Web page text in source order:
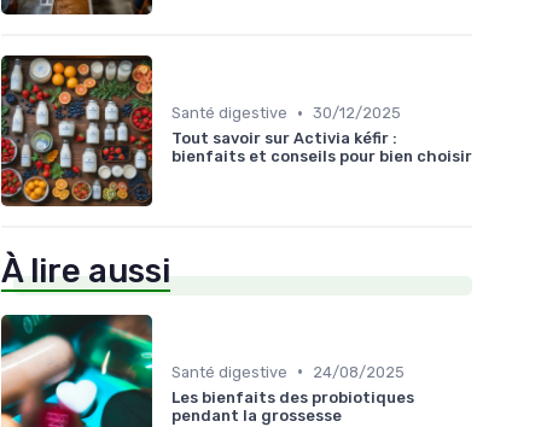
Santé digestive • 30/12/2025
Tout savoir sur Activia kéfir :
bienfaits et conseils pour bien choisir
À lire aussi
Santé digestive •
24/08/2025
Les bienfaits des probiotiques
pendant la grossesse